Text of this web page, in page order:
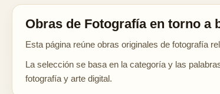
Obras de Fotografía en torno a
Esta página reúne obras originales de fotografía
La selección se basa en la categoría y las
fotografía y arte digital.